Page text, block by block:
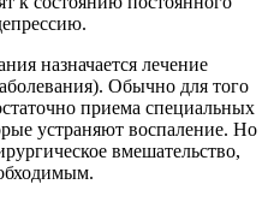
назначается лечение
Обычно для того
приема специальных
устраняют воспаление. Но
вмешательство,